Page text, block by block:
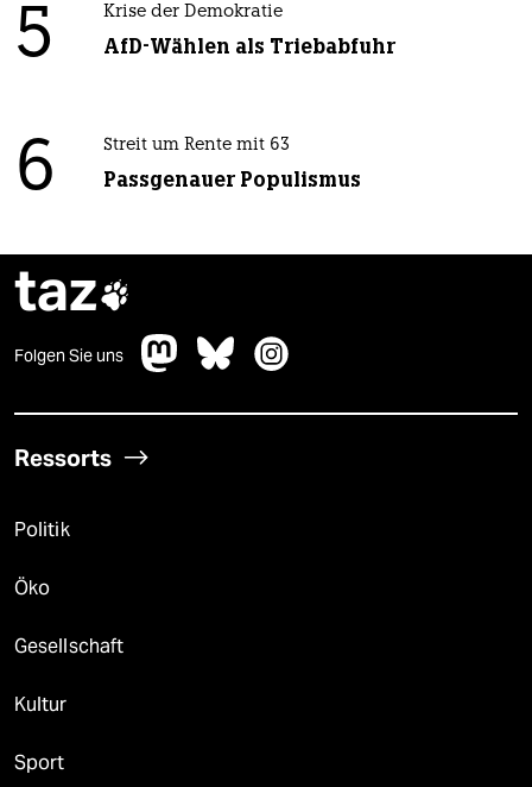
5 Krise der Demokratie
AfD-Wählen als Triebabfuhr
6 Streit um Rente mit 63
Passgenauer Populismus
taz
Folgen Sie uns
Ressorts
Politik
Öko
Gesellschaft
Kultur
Sport